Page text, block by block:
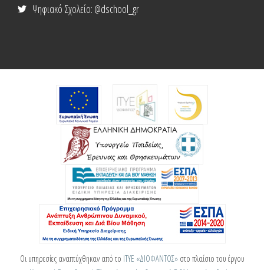
Ψηφιακό Σχολείο: @dschool_gr
Οι υπηρεσίες αναπτύχθηκαν από το ΙΤΥΕ «ΔΙΟΦΑΝΤΟΣ»στο πλαίσιο του έργου